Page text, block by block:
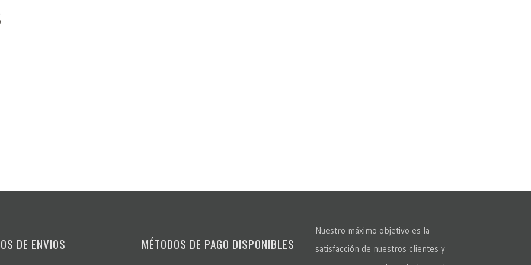
DE ENVIOS MÉTODOS DE PAGO DISPONIBLES
Nuestro máximo objetivo es la
satisfacción de nuestros clientes y